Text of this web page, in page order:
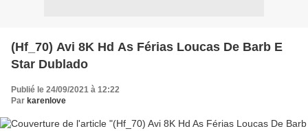
(Hf_70) Avi 8K Hd As Férias Loucas De Barb E
Star Dublado
Publié le 24/09/2021 à 12:22
Par karenlove